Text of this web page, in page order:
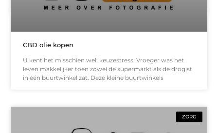
CBD olie kopen
U kent het misschien wel: keuzestress. Vroeger was het
leven makkelijker toen zowel de supermarkt als de drogist
in één buurtwinkel zat. Deze kleine buurtwinkels
ZORG